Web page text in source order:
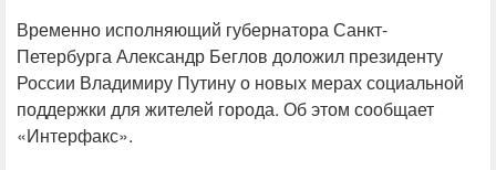
Временно исполняющий губернатора Санкт-
Петербурга Александр Беглов доложил президенту
России Владимиру Путину о новых мерах социальной
поддержки для жителей города. Об этом сообщает
«Интерфакс».